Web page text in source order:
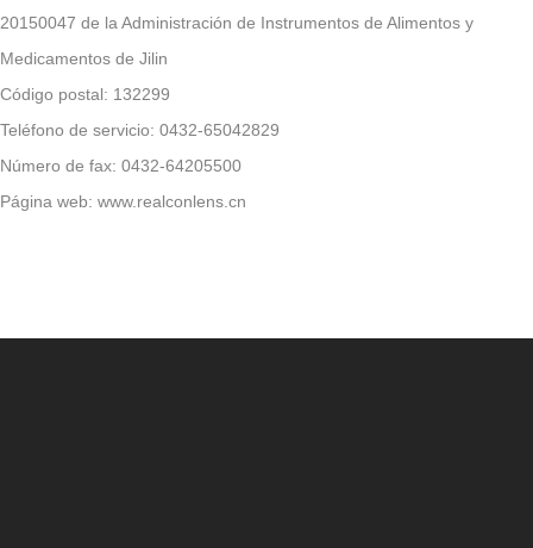
20150047 de la Administración de Instrumentos de Alimentos y
Medicamentos de Jilin
Código postal: 132299
Teléfono de servicio: 0432-65042829
Número de fax: 0432-64205500
Página web: www.realconlens.cn